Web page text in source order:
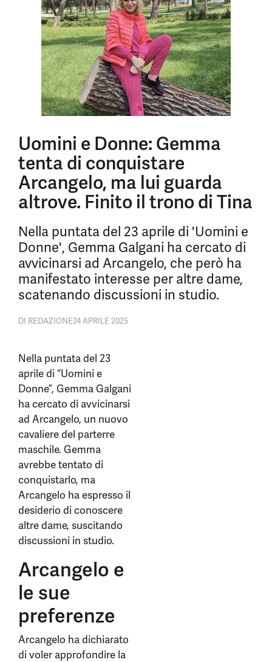
Uomini e Donne: Gemma
tenta di conquistare
Arcangelo, ma lui guarda
altrove. Finito il trono di Tina
Nella puntata del 23 aprile di 'Uomini e
Donne', Gemma Galgani ha cercato di
avvicinarsi ad Arcangelo, che però ha
manifestato interesse per altre dame,
scatenando discussioni in studio.
DI REDAZIONE24 APRILE 2025
Nella puntata del 23
aprile di “Uomini e
Donne”, Gemma Galgani
ha cercato di avvicinarsi
ad Arcangelo, un nuovo
cavaliere del parterre
maschile. Gemma
avrebbe tentato di
conquistarlo, ma
Arcangelo ha espresso il
desiderio di conoscere
altre dame, suscitando
discussioni in studio.
Arcangelo e
le sue
preferenze
Arcangelo ha dichiarato
di voler approfondire la